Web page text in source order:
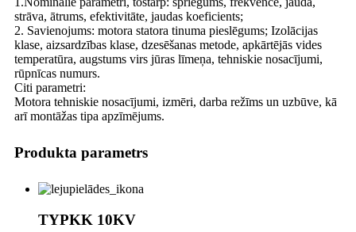
strāva, ātrums, efektivitāte, jaudas koeficients;
2. Savienojums: motora statora tinuma pieslēgums; Izolācijas
klase, aizsardzības klase, dzesēšanas metode, apkārtējās vides
temperatūra, augstums virs jūras līmeņa, tehniskie nosacījumi,
rūpnīcas numurs.
Citi parametri:
Motora tehniskie nosacījumi, izmēri, darba režīms un uzbūve, kā
arī montāžas tipa apzīmējums.
Produkta parametrs
TYPKK 10KV